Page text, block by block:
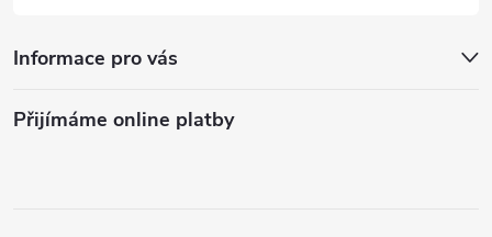
Informace pro vás
Přijímáme online platby